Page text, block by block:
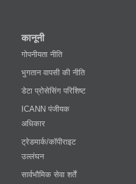
कानूनी
गोपनीयता नीति
भुगतान वापसी की नीति
डेटा प्रोसेसिंग परिशिष्ट
ICANN पंजीयक
अधिकार
ट्रेडमार्क/कॉपीराइट
उल्लंघन
सार्वभौमिक सेवा शर्तें